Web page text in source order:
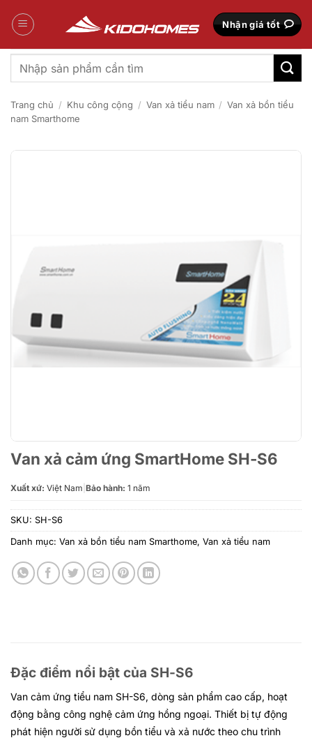
qua
Nhận giá tốt
Tìm
kiếm:
Trang chủ / Khu công cộng / Van xả tiểu nam / Van xả bồn tiểu
nam Smarthome
Van xả cảm ứng SmartHome SH-S6
Xuất xứ: Việt Nam Bảo hành: 1 năm
SKU: SH-S6
Danh mục: Van xả bồn tiểu nam Smarthome, Van xả tiểu nam
Đặc điểm nổi bật của SH-S6
Van cảm ứng tiểu nam SH-S6, dòng sản phẩm cao cấp, hoạt
động bằng công nghệ cảm ứng hồng ngoại. Thiết bị tự động
phát hiện người sử dụng bồn tiểu và xả nước theo chu trình